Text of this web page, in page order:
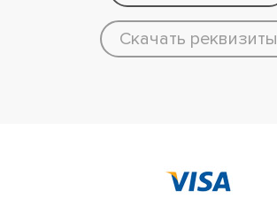
Скачать реквизиты